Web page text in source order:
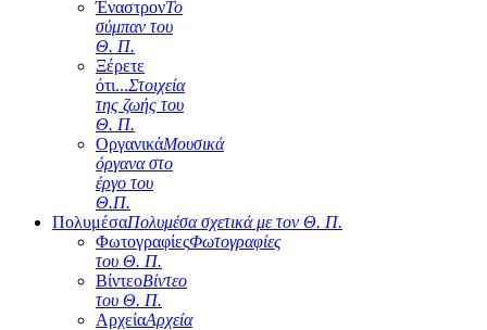
ΈναστρονΤο
σύμπαν του
Θ. Π.
Ξέρετε
ότι...Στοιχεία
της ζωής του
Θ. Π.
ΟργανικάΜουσικά
όργανα στο
έργο του
Θ.Π.
ΠολυμέσαΠολυμέσα σχετικά με τον Θ. Π.
ΦωτογραφίεςΦωτογραφίες
του Θ. Π.
ΒίντεοΒίντεο
του Θ. Π.
ΑρχείαΑρχεία